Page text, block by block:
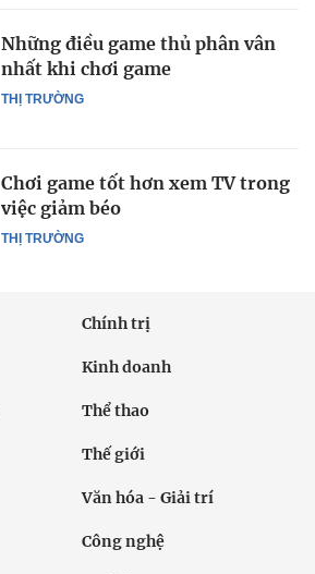
THỊ TRƯỜNG
Những điều game thủ phân vân
nhất khi chơi game
THỊ TRƯỜNG
Chơi game tốt hơn xem TV trong
việc giảm béo
Chính trị
Kinh doanh
Thể thao
Thế giới
Văn hóa - Giải trí
Công nghệ